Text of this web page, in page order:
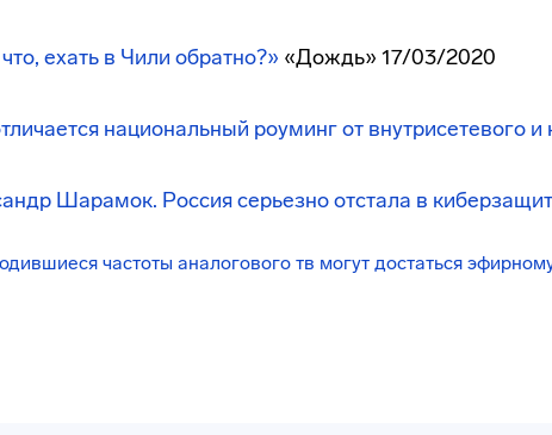
ехать в Чили обратно?» «Дождь» 17/03/2020
национальный роуминг от внутрисетевого и
Шарамок. Россия серьезно отстала в
частоты аналогового тв могут достаться